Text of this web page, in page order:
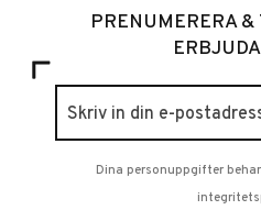
PRENUMERERA &
Dina personuppgifter